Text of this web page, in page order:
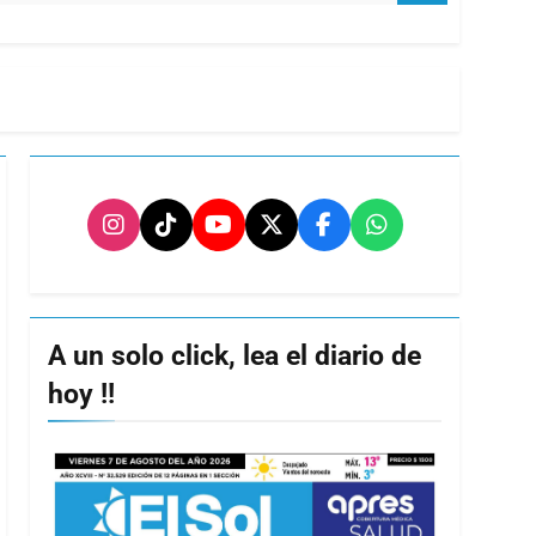
A un solo click, lea el diario de
hoy !!